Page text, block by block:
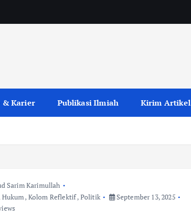
& Karier Publikasi Ilmiah Kirim Artikel
Sarim Karimullah
Hukum, Kolom Reflektif, Politik
September 13, 2025